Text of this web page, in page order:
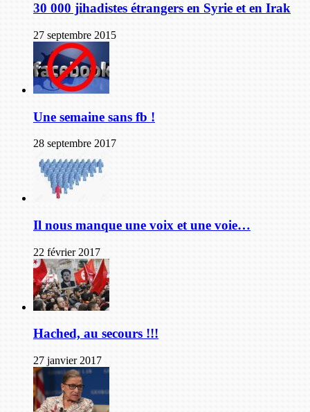
30 000 jihadistes étrangers en Syrie et en Irak
27 septembre 2015
Une semaine sans fb !
28 septembre 2017
Il nous manque une voix et une voie…
22 février 2017
Hached, au secours !!!
27 janvier 2017